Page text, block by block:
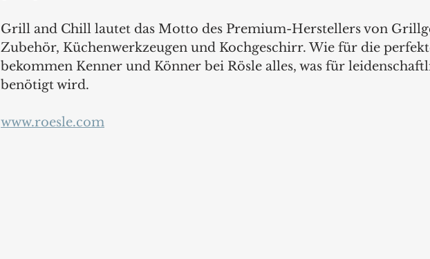
Grill and Chill lautet das Motto des Premium-Herstellers von
Zubehör, Küchenwerkzeugen und Kochgeschirr. Wie für die
bekommen Kenner und Könner bei Rösle alles, was für
benötigt wird.
www.roesle.com